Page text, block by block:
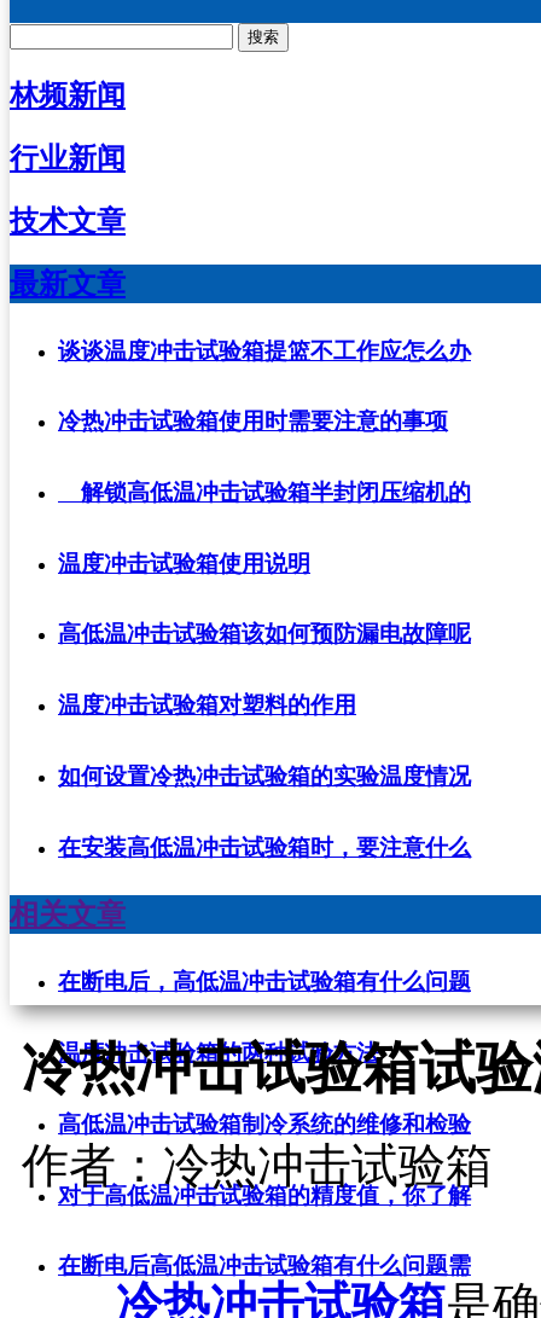
搜索
林频新闻
行业新闻
技术文章
最新文章
谈谈温度冲击试验箱提篮不工作应怎么办
冷热冲击试验箱使用时需要注意的事项
解锁高低温冲击试验箱半封闭压缩机的
温度冲击试验箱使用说明
高低温冲击试验箱该如何预防漏电故障呢
温度冲击试验箱对塑料的作用
如何设置冷热冲击试验箱的实验温度情况
在安装高低温冲击试验箱时，要注意什么
相关文章
在断电后，高低温冲击试验箱有什么问题
温度冲击试验箱的两种试验方法
高低温冲击试验箱制冷系统的维修和检验
对于高低温冲击试验箱的精度值，你了解
在断电后高低温冲击试验箱有什么问题需
冷热冲击试验箱试
作者：冷热冲击试验箱
冷热冲击试验箱是